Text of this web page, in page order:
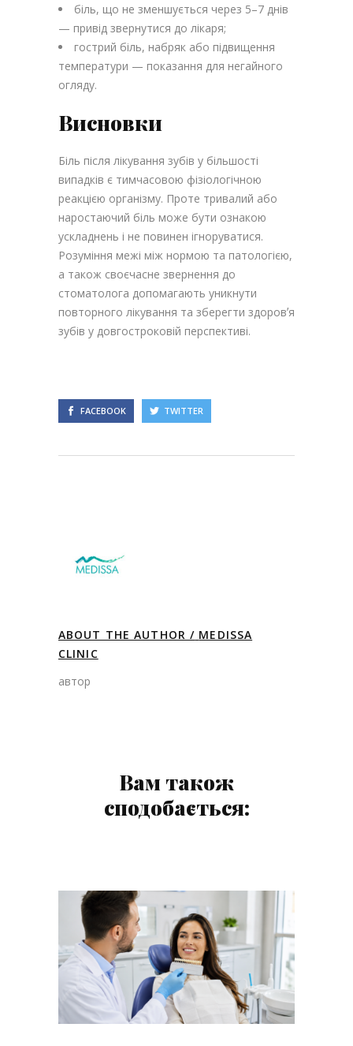
біль, що не зменшується через 5–7 днів
— привід звернутися до лікаря;
гострий біль, набряк або підвищення
температури — показання для негайного
огляду.
Висновки
Біль після лікування зубів у більшості
випадків є тимчасовою фізіологічною
реакцією організму. Проте тривалий або
наростаючий біль може бути ознакою
ускладнень і не повинен ігноруватися.
Розуміння межі між нормою та патологією,
а також своєчасне звернення до
стоматолога допомагають уникнути
повторного лікування та зберегти здоровʼя
зубів у довгостроковій перспективі.
FACEBOOK TWITTER
ABOUT THE AUTHOR / MEDISSA
CLINIC
автор
Вам також
сподобається: